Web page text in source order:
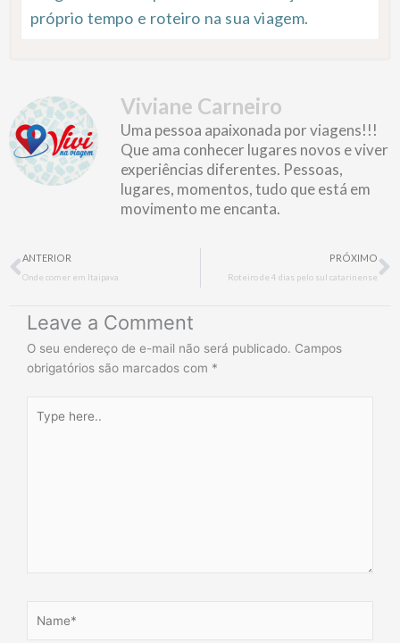
próprio tempo e roteiro na sua viagem.
Viviane Carneiro
Uma pessoa apaixonada por viagens!!!
Que ama conhecer lugares novos e viver
experiências diferentes. Pessoas,
lugares, momentos, tudo que está em
movimento me encanta.
Prev
ANTERIOR
Onde comer em Itaipava
PRÓXIMO
Roteiro de 4 dias pelo sul catarinense
Leave a Comment
O seu endereço de e-mail não será publicado. Campos
obrigatórios são marcados com *
here..